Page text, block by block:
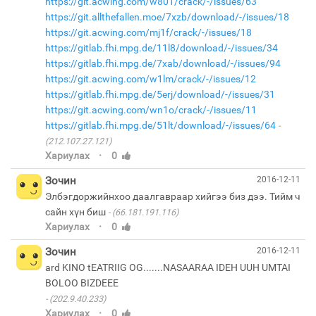
https://git.allthefallen.moe/7xzb/download/-/issues/18
https://git.acwing.com/mj1f/crack/-/issues/18
https://gitlab.fhi.mpg.de/11l8/download/-/issues/34
https://gitlab.fhi.mpg.de/7xab/download/-/issues/94
https://git.acwing.com/w1lm/crack/-/issues/12
https://gitlab.fhi.mpg.de/5erj/download/-/issues/31
https://git.acwing.com/wn1o/crack/-/issues/11
https://gitlab.fhi.mpg.de/51lt/download/-/issues/64
(212.107.27.121)
Хариулах · 0
2016-12-11
Зочин
Элбэгдоржийнхоо даалгавраар хийгээ биз дээ. Тийм ч
сайн хүн биш
(66.181.191.116)
Хариулах · 0
2016-12-11
Зочин
ard KINO tEATRIIG OG.......NASAARAA IDEH UUH UMTAI
BOLOO BIZDEEE
(202.9.40.233)
Хариулах · 0